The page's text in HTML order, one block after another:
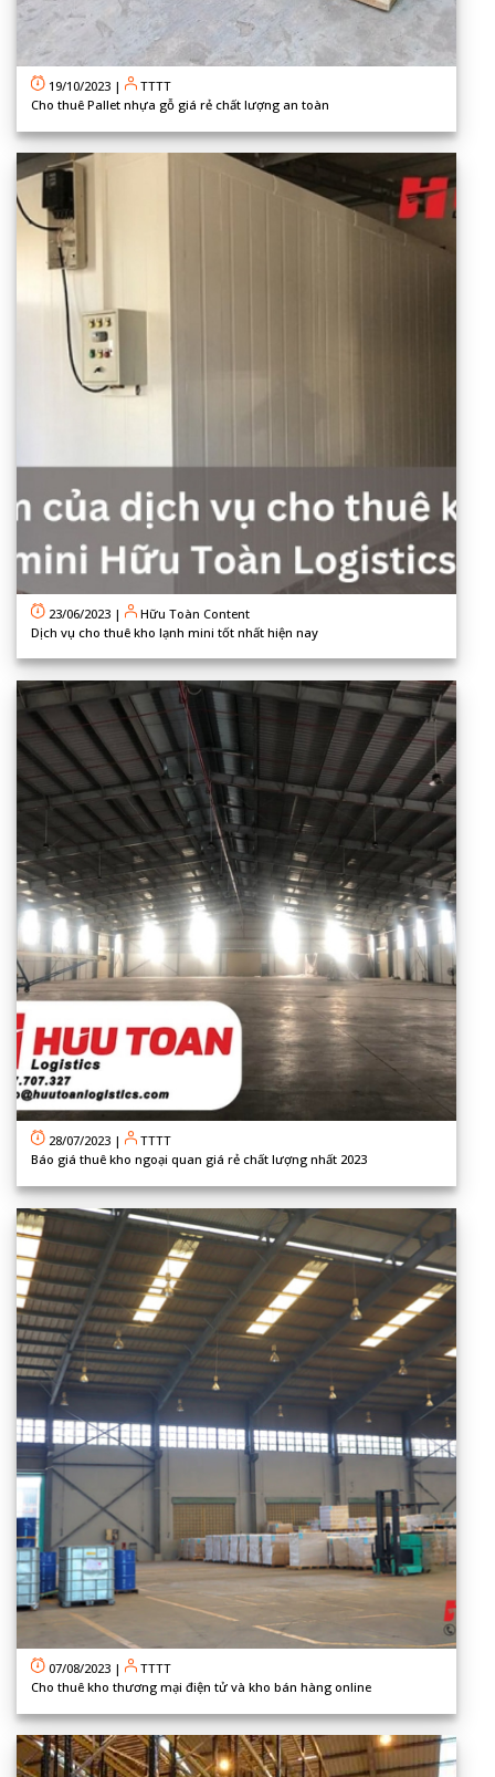
19/10/2023 |
TTTT
Cho thuê Pallet nhựa gỗ giá rẻ chất lượng an toàn
23/06/2023 |
Hữu Toàn Content
Dịch vụ cho thuê kho lạnh mini tốt nhất hiện nay
28/07/2023 |
TTTT
Báo giá thuê kho ngoại quan giá rẻ chất lượng nhất 2023
07/08/2023 |
TTTT
Cho thuê kho thương mại điện tử và kho bán hàng online